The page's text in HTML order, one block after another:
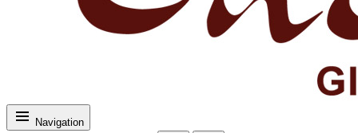
Navigation